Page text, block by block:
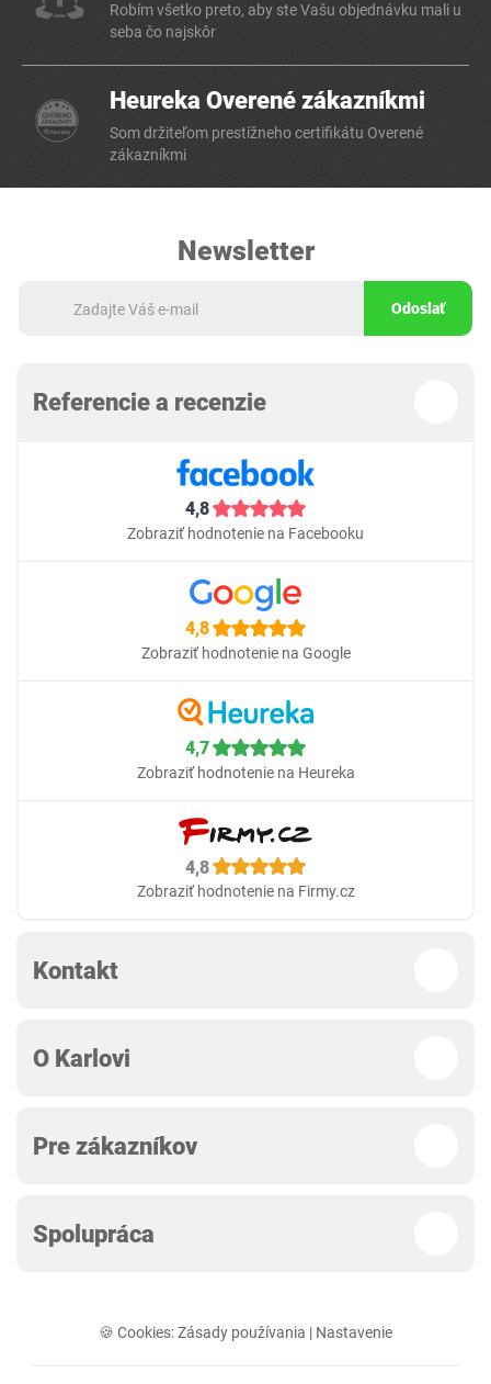
Robím všetko preto, aby ste Vašu objednávku mali u
seba čo najskôr
Heureka Overené zákazníkmi
Som držiteľom prestížneho certifikátu Overené
zákazníkmi
Newsletter
Odoslať
Referencie a recenzie
4,8
Zobraziť hodnotenie na Facebooku
4,8
Zobraziť hodnotenie na Google
4,7
Zobraziť hodnotenie na Heureka
4,8
Zobraziť hodnotenie na Firmy.cz
Kontakt
O Karlovi
Pre zákazníkov
Spolupráca
🍪 Cookies:Zásady používania | Nastavenie